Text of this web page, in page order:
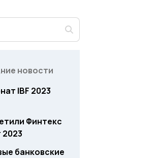
новости
IBF 2023
Финтекс
банковские